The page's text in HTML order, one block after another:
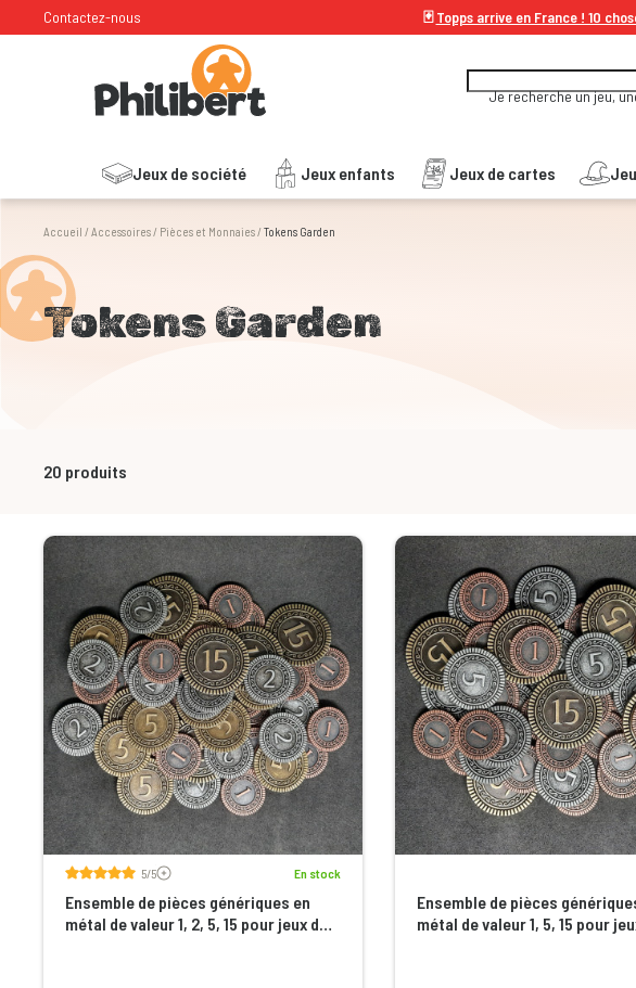
Contactez-nous 🃏Topps arrive en France ! 10
Je recherche un jeu,
Jeux de société Jeux enfants Jeux de cartes
Accueil /Accessoires/ Pièces et Monnaies/ Tokens Garden
Tokens Garden
20 produits
5/5Voir les avis En stock
Ensemble de pièces génériques en
métal de valeur 1, 2, 5, 15 pour jeux de
Ensemble de pièces
métal de valeur 1, 5, 15 pour